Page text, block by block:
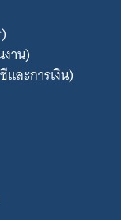
าน)
ละการเงิน)